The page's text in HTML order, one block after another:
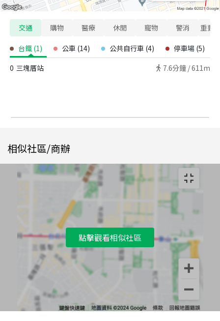
交通 購物 醫療 休閒 寵物 警消 重要
台鐵 (1) 公車 (14) 公共自行車 (4) 停車場 (5)
0 三塊厝站 7.6分鐘 /611m
相似社區/商辦
點擊觀看相似社區